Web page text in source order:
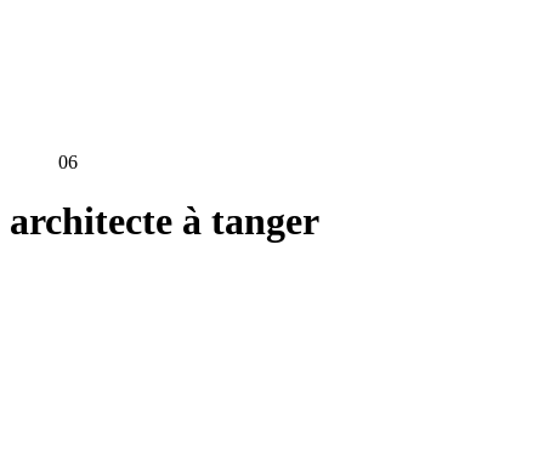
06
architecte à tanger